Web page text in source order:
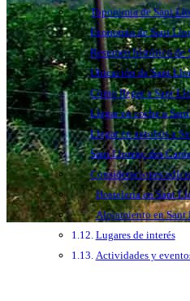
Toponimia de Sant
Economía de Sant
Resumen histórico de
Ubicación de Sant
Cómo llegar a Sant
Llegar en coche a
Llegar en autobús a
Sant Llorenç des
Consideraciones
Hostelería en Sant
Alojamiento en Sant
Lugares de interés
Actividades y